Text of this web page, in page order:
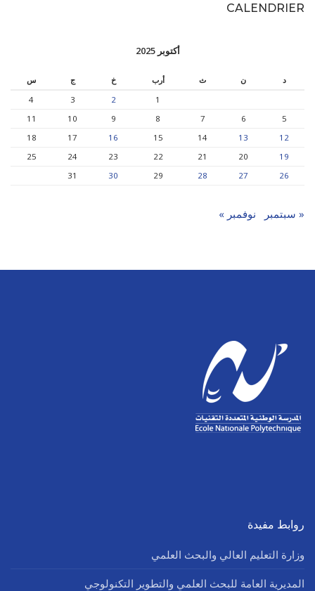
CALENDRIER
أكتوبر 2025
د ن ث أرب خ ج
س
1
2
3
4
5
6
7
8
9
10
11
12
13
14
15
16
17
18
19
20
21
22
23
24
25
26
27
28
29
30
31
« سبتمبر نوفمبر »
روابط مفيدة
وزارة التعليم العالي والبحث العلمي
المديرية العامة للبحث العلمي والتطوير التكنولوجي